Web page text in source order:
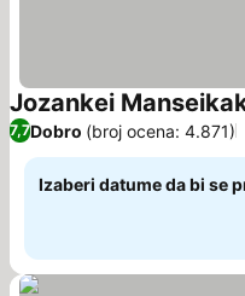
Jozankei
7,7Dobro (broj ocena: 4.871)
Izaberi datume da bi se